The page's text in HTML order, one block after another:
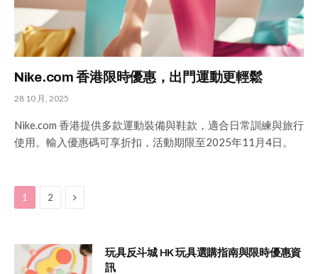
Nike.com 香港限時優惠，出門運動更輕鬆
28 10 月, 2025
Nike.com 香港提供多款運動裝備與鞋款，適合日常訓練與旅行
使用。輸入優惠碼可享折扣，活動期限至2025年11月4日。
1 2 Next
玩具反斗城 HK 玩具選購指南與限時優惠資
訊